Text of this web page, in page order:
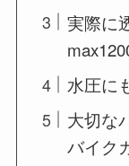
実際に
水圧に
大切な
バイク